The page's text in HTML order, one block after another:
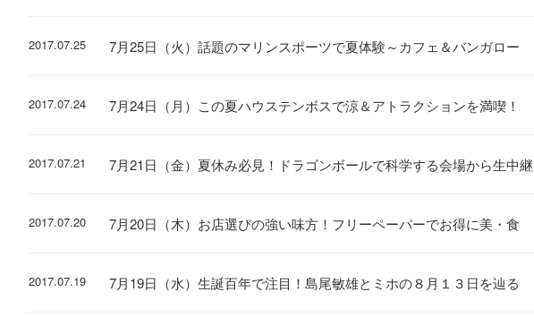
2017.07.25 7月25日（火）話題のマリンスポーツで夏体験～カフェ＆バンガロー
2017.07.24 7月24日（月）この夏ハウステンボスで涼＆アトラクションを満喫！
2017.07.21 7月21日（金）夏休み必見！ドラゴンボールで科学する会場から生中継
2017.07.20 7月20日（木）お店選びの強い味方！フリーペーパーでお得に美・食
2017.07.19 7月19日（水）生誕百年で注目！島尾敏雄とミホの８月１３日を辿る